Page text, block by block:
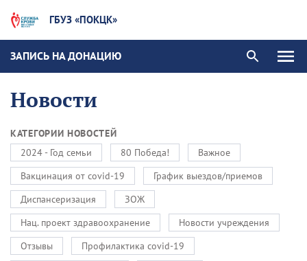
ГБУЗ «ПОКЦК»
ЗАПИСЬ НА ДОНАЦИЮ
Новости
КАТЕГОРИИ НОВОСТЕЙ
2024 - Год семьи
80 Победа!
Важное
Вакцинация от covid-19
График выездов/приемов
Диспансеризация
ЗОЖ
Нац. проект здравоохранение
Новости учреждения
Отзывы
Профилактика covid-19